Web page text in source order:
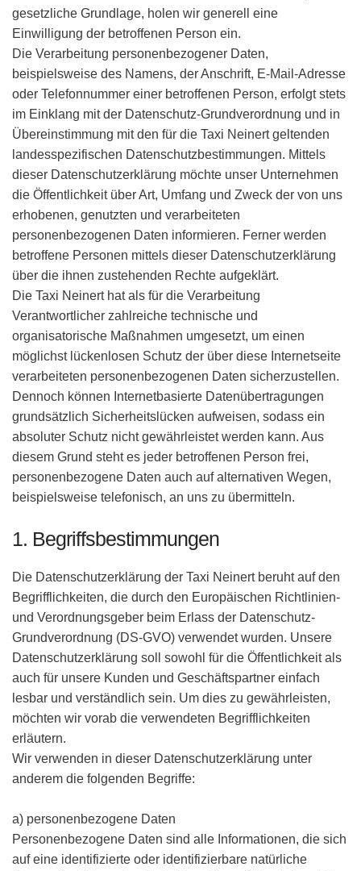
gesetzliche Grundlage, holen wir generell eine
Einwilligung der betroffenen Person ein.
Die Verarbeitung personenbezogener Daten,
beispielsweise des Namens, der Anschrift, E-Mail-Adresse
oder Telefonnummer einer betroffenen Person, erfolgt stets
im Einklang mit der Datenschutz-Grundverordnung und in
Übereinstimmung mit den für die Taxi Neinert geltenden
landesspezifischen Datenschutzbestimmungen. Mittels
dieser Datenschutzerklärung möchte unser Unternehmen
die Öffentlichkeit über Art, Umfang und Zweck der von uns
erhobenen, genutzten und verarbeiteten
personenbezogenen Daten informieren. Ferner werden
betroffene Personen mittels dieser Datenschutzerklärung
über die ihnen zustehenden Rechte aufgeklärt.
Die Taxi Neinert hat als für die Verarbeitung
Verantwortlicher zahlreiche technische und
organisatorische Maßnahmen umgesetzt, um einen
möglichst lückenlosen Schutz der über diese Internetseite
verarbeiteten personenbezogenen Daten sicherzustellen.
Dennoch können Internetbasierte Datenübertragungen
grundsätzlich Sicherheitslücken aufweisen, sodass ein
absoluter Schutz nicht gewährleistet werden kann. Aus
diesem Grund steht es jeder betroffenen Person frei,
personenbezogene Daten auch auf alternativen Wegen,
beispielsweise telefonisch, an uns zu übermitteln.
1. Begriffsbestimmungen
Die Datenschutzerklärung der Taxi Neinert beruht auf den
Begrifflichkeiten, die durch den Europäischen Richtlinien-
und Verordnungsgeber beim Erlass der Datenschutz-
Grundverordnung (DS-GVO) verwendet wurden. Unsere
Datenschutzerklärung soll sowohl für die Öffentlichkeit als
auch für unsere Kunden und Geschäftspartner einfach
lesbar und verständlich sein. Um dies zu gewährleisten,
möchten wir vorab die verwendeten Begrifflichkeiten
erläutern.
Wir verwenden in dieser Datenschutzerklärung unter
anderem die folgenden Begriffe:
a) personenbezogene Daten
Personenbezogene Daten sind alle Informationen, die sich
auf eine identifizierte oder identifizierbare natürliche